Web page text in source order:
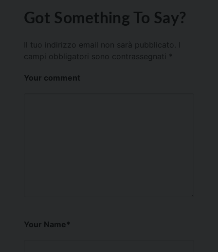
Got Something To Say?
Il tuo indirizzo email non sarà pubblicato.
campi obbligatori sono contrassegnati *
Your comment
Your Name*